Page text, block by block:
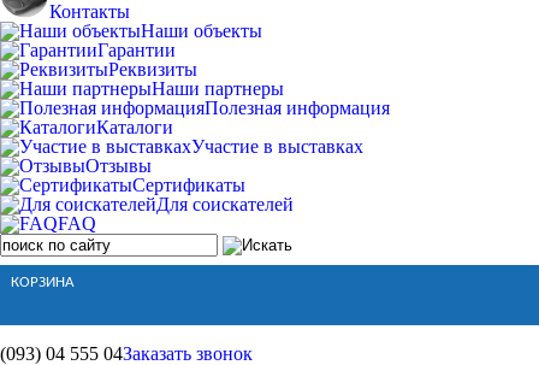
Контакты
Наши объекты
Гарантии
Реквизиты
Наши партнеры
Полезная информация
Каталоги
Участие в выставках
Отзывы
Сертификаты
Для соискателей
FAQ
КОРЗИНА
(093) 04 555 04Заказать звонок